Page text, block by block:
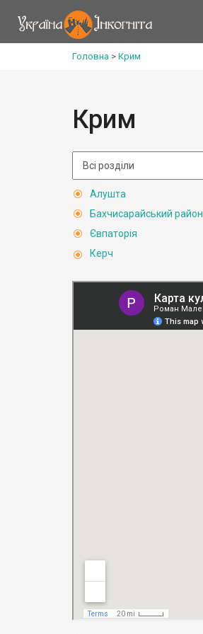
Головна > Крим
Крим
Алушта
Бахчисарайський район
Євпаторія
Керч